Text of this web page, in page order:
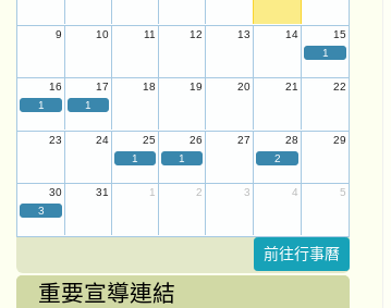
9 10 11 12 13 14
15
1
16 17 18 19 20 21
22
1
1
23 24 25 26 27 28
29
1
1 2
30 31 1 2 3 4
5
3
前往行事曆
重要宣導連結